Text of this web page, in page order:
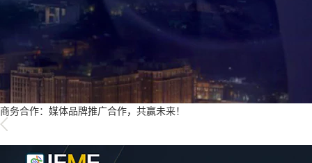
商务合作：媒体品牌推广合作，共赢未来！